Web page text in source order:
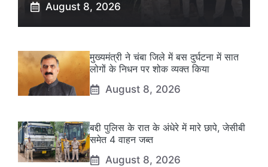
August 8, 2026
मुख्यमंत्री ने चंबा जिले में बस दुर्घटना में सात
लोगों के निधन पर शोक व्यक्त किया
August 8, 2026
बद्दी पुलिस के रात के अंधेरे में मारे छापे, जेसीबी
समेत 4 वाहन जब्त
August 8, 2026